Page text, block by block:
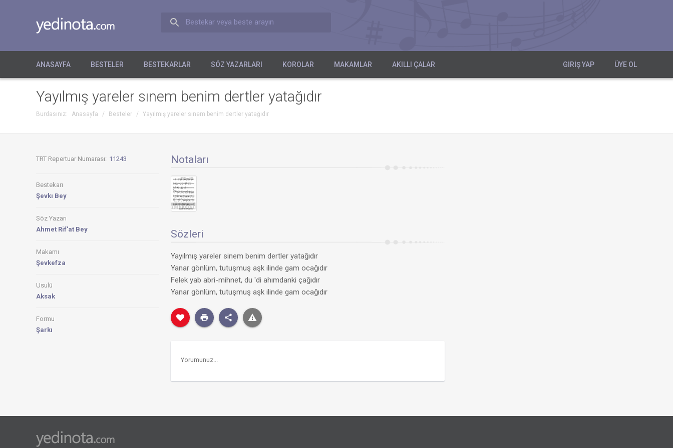
Bestekar veya beste arayın
ANASAYFA BESTELER BESTEKARLAR SÖZ YAZARLARI KOROLAR MAKAMLAR AKILLI ÇALAR GIRIŞ YAP ÜYE OL
Yayılmış yareler sınem benim dertler yatağıdır
Burdasınız: Anasayfa / Besteler / Yayılmış yareler sınem benim dertler yatağıdır
TRT Repertuar Numarası: 11243
Bestekarı
Şevkı Bey
Söz Yazarı
Ahmet Rif'at Bey
Makamı
Şevkefza
Usulü
Aksak
Formu
Şarkı
Notaları
Sözleri
Yayılmış yareler sinem benim dertler yatağıdır
Yanar gönlüm, tutuşmuş aşk ilinde gam ocağıdır
Felek yab abri-mihnet, du 'di ahımdanki çağıdır
Yanar gönlüm, tutuşmuş aşk ilinde gam ocağıdır